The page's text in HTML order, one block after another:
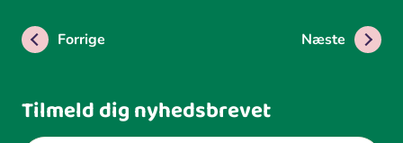
Forrige Næste
Tilmeld dig nyhedsbrevet